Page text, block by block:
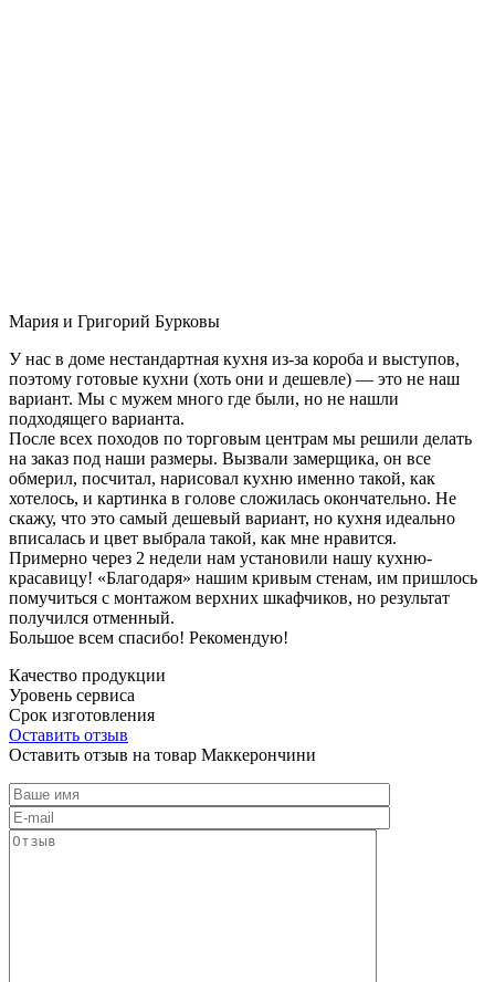
Мария и Григорий Бурковы
У нас в доме нестандартная кухня из-за короба и выступов,
поэтому готовые кухни (хоть они и дешевле) — это не наш
вариант. Мы с мужем много где были, но не нашли
подходящего варианта.
После всех походов по торговым центрам мы решили делать
на заказ под наши размеры. Вызвали замерщика, он все
обмерил, посчитал, нарисовал кухню именно такой, как
хотелось, и картинка в голове сложилась окончательно. Не
скажу, что это самый дешевый вариант, но кухня идеально
вписалась и цвет выбрала такой, как мне нравится.
Примерно через 2 недели нам установили нашу кухню-
красавицу! «Благодаря» нашим кривым стенам, им пришлось
помучиться с монтажом верхних шкафчиков, но результат
получился отменный.
Большое всем спасибо! Рекомендую!
Качество продукции
Уровень сервиса
Срок изготовления
Оставить отзыв
Оставить отзыв на товар Маккерончини